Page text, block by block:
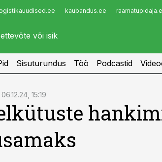
kaubandus.ee
Infopank
Sisuturundus Töö Podcastid
06.12.24, 15:19